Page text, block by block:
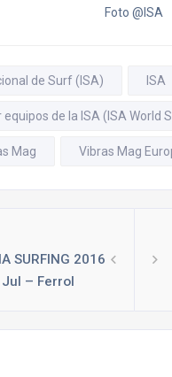
Foto @ISA
de Surf (ISA) ISA
de la ISA (ISA World
Mag Vibras Mag
SURFING 2016
– Ferrol